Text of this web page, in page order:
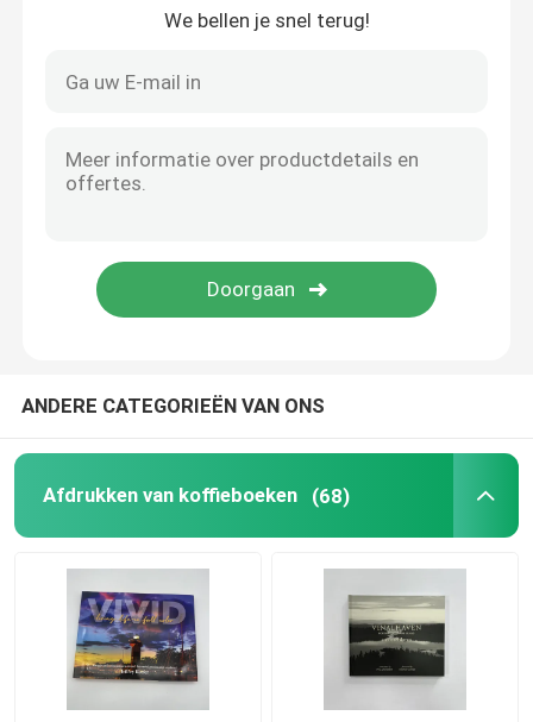
Persoonlijke tijdschriftdrukken
Kleurenboekdrukken
Bijbeldrukken op maat
Geschenkverpakkingsdozen
We bellen je snel terug!
ANDERE CATEGORIEËN VAN ONS
Afdrukken van koffieboeken (68)